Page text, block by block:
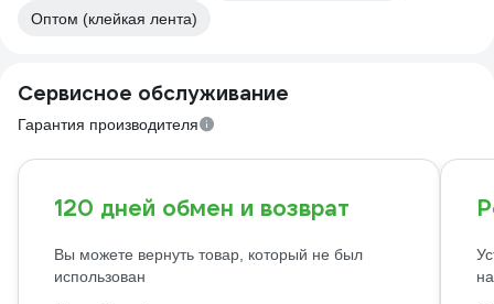
Оптом (клейкая лента)
Сервисное обслуживание
Гарантия производителя
120 дней обмен и возврат
Вы можете вернуть товар, который не был
использован